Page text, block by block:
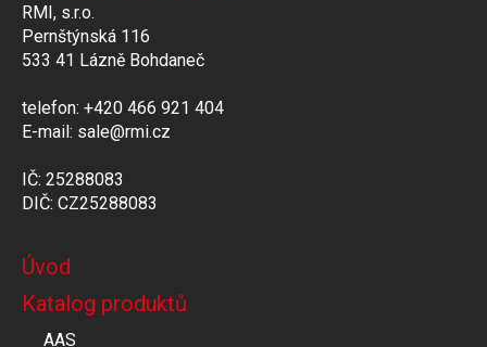
RMI, s.r.o.
Pernštýnská 116
533 41 Lázně Bohdaneč
telefon: +420 466 921 404
E-mail: sale@rmi.cz
IČ: 25288083
DIČ: CZ25288083
Úvod
Katalog produktů
AAS